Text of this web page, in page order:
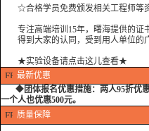
☆合格学员免费颁发相关工程师等
专注高端培训15年，曙海提供的证
得到大家的认同，受到用人单位的
★实验设备请点击这儿查看★
最新优惠
◆团体报名优惠措施： 两人95折优
一个人也优惠500元。
质量保障